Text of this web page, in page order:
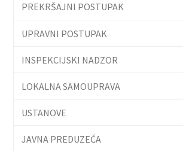
PREKRŠAJNI POSTUPAK
UPRAVNI POSTUPAK
INSPEKCIJSKI NADZOR
LOKALNA SAMOUPRAVA
USTANOVE
JAVNA PREDUZEĆA